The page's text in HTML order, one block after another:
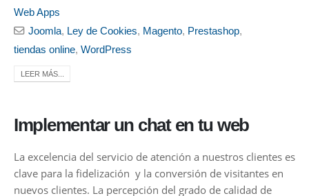
Web Apps
Joomla, Ley de Cookies, Magento, Prestashop,
tiendas online, WordPress
LEER MÁS...
Implementar un chat en tu web
La excelencia del servicio de atención a nuestros clientes es
clave para la fidelización y la conversión de visitantes en
nuevos clientes. La percepción del grado de calidad de